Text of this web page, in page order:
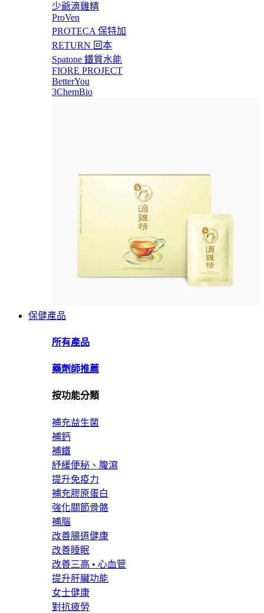
少爺滴雞精
ProVen
PROTECA 保特加
RETURN 回本
Spatone 鐵質水能
FIORE PROJECT
BetterYou
3ChemBio
保健產品
所有產品
藥劑師推薦
按功能分類
補充益生菌
補鈣
補鐵
紓緩便秘、腹瀉
提升免疫力
補充膠原蛋白
強化關節骨骼
補腦
改善腸道健康
改善睡眠
改善三高 • 心血管
提升肝臟功能
女士健康
對抗疲勞